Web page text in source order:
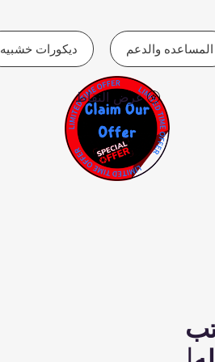
ديكورات خشبيه المساعده والدعم
عرض النقاط